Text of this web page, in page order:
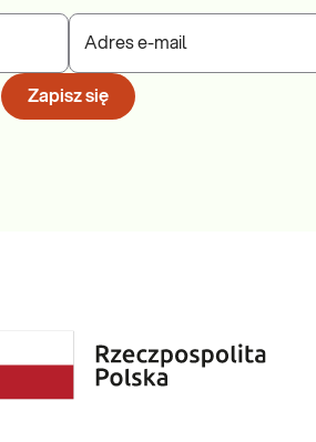
Adres e-mail
Zapisz się